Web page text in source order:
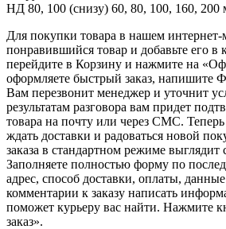
НД 80, 100 (снизу) 60, 80, 100, 160, 200
Для покупки товара в нашем интернет-
понравившийся товар и добавьте его в
перейдите в Корзину и нажмите на
оформляете быстрый заказ, напишите
Вам перезвонит менеджер и уточнит
результатам разговора вам придет
товара на почту или через СМС. Теперь
ждать доставки и радоваться новой
заказа в стандартном режиме
Заполняете полностью форму по
адрес, способ доставки, оплаты,
комментарии к заказу написать
поможет курьеру вас найти. Нажмите
заказ».